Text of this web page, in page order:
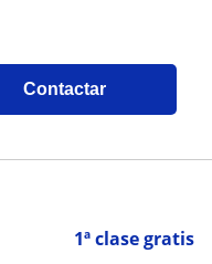
Contactar
1ª clase gratis